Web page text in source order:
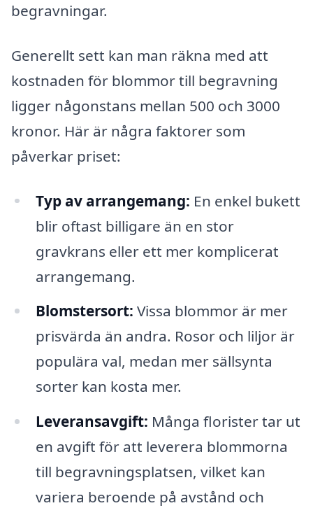
begravningar.
Generellt sett kan man räkna med att
kostnaden för blommor till begravning
ligger någonstans mellan 500 och 3000
kronor. Här är några faktorer som
påverkar priset:
Typ av arrangemang: En enkel bukett
blir oftast billigare än en stor
gravkrans eller ett mer komplicerat
arrangemang.
Blomstersort: Vissa blommor är mer
prisvärda än andra. Rosor och liljor är
populära val, medan mer sällsynta
sorter kan kosta mer.
Leveransavgift: Många florister tar ut
en avgift för att leverera blommorna
till begravningsplatsen, vilket kan
variera beroende på avstånd och